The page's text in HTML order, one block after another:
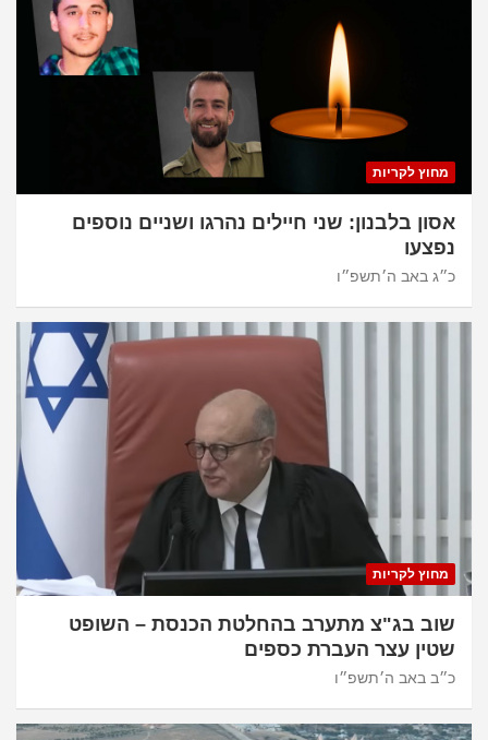
מחוץ לקריות
אסון בלבנון: שני חיילים נהרגו ושניים נוספים
נפצעו
כ״ג באב ה׳תשפ״ו
מחוץ לקריות
שוב בג"צ מתערב בהחלטת הכנסת – השופט
שטין עצר העברת כספים
כ״ב באב ה׳תשפ״ו